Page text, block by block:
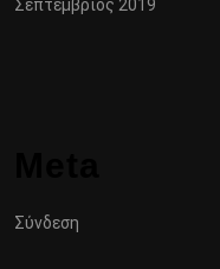
Σεπτέμβριος 2019
Σύνδεση